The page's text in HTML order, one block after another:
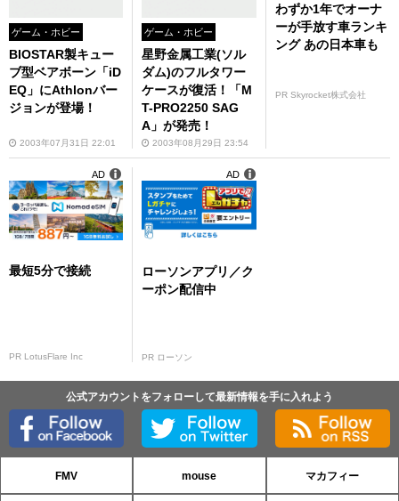
ゲーム・ホビー
BIOSTAR製キュー
ブ型ベアボーン「iD
EQ」にAthlonバー
ジョンが登場！
2003年07月31日 22:01
ゲーム・ホビー
星野金属工業(ソル
ダム)のフルタワー
ケースが復活！「M
T-PRO2250 SAG
A」が発売！
2003年08月29日 23:54
わずか1年でオーナ
ーが手放す車ランキ
ング あの日本車も
PR Skyrocket株式会社
最短5分で接続
PR LotusFlare Inc
AD
ローソンアプリ／ク
ーポン配信中
PR ローソン
AD
公式アカウントをフォローして最新情報を手に入れよう
FMV mouse マカフィー